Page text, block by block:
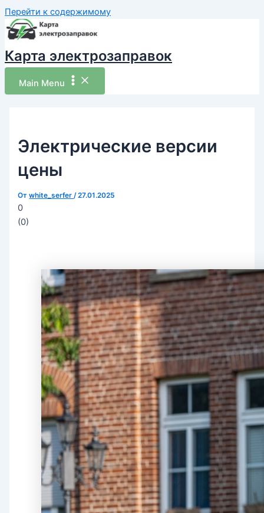
Перейти к содержимому
Карта электрозаправок
Main Menu
Электрические версии
цены
Отwhite_serfer/27.01.2025
0
(0)